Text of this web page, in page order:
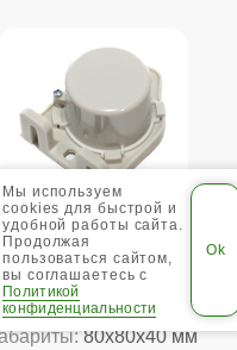
производства:Евросоюз
Гарантия:12 мес.
Вес:0,08 кг
80x80x40 мм
Мы используем
cookies для быстрой и
удобной работы сайта.
Продолжая
пользоваться сайтом,
вы соглашаетесь с
Политикой
конфиденциальности